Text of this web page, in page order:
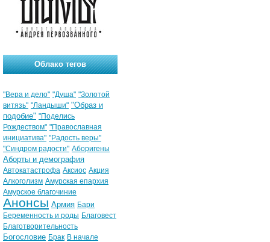
Облако тегов
"Вера и дело" "Душа" "Золотой
витязь" "Ландыши" "Образ и
подобие" "Поделись
Рождеством" "Православная
инициатива" "Радость веры"
"Синдром радости" Аборигены
Аборты и демография
Автокатастрофа Аксиос Акция
Алкоголизм Амурская епархия
Амурское благочиние
Анонсы Армия Бари
Беременность и роды Благовест
Благотворительность
Богословие Брак В начале